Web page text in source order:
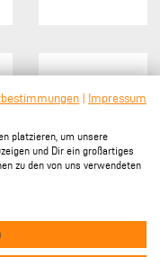
Impressum
platzieren, um unsere
und Dir ein großartiges
zu den von uns verwendeten